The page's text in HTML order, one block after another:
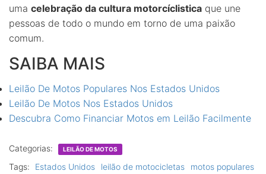
uma celebração da cultura motorcíclistica que une
pessoas de todo o mundo em torno de uma paixão
comum.
SAIBA MAIS
Leilão De Motos Populares Nos Estados Unidos
Leilão De Motos Nos Estados Unidos
Descubra Como Financiar Motos em Leilão Facilmente
Categorias: LEILÃO DE MOTOS
Tags: Estados Unidos leilão de motocicletas motos populares